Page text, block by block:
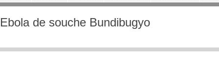
ACCUEIL
Ebola de souche Bundibugyo